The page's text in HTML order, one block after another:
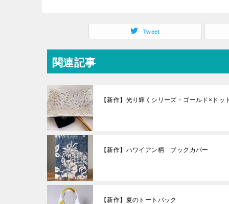
Tweet
関連記事
【新作】光り輝くシリーズ・ゴールド×ドッ
【新作】ハワイアン柄 ブックカバー
【新作】夏のトートバック